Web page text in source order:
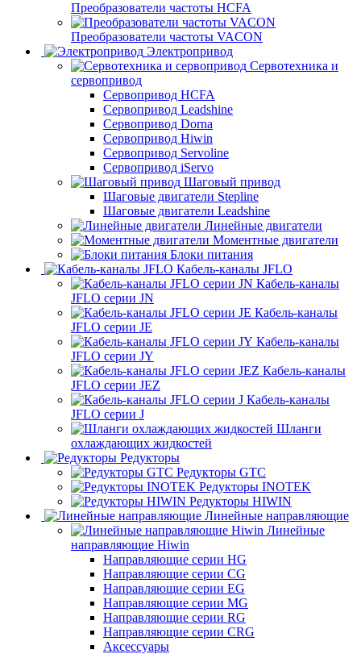
Преобразователи частоты HCFA
Преобразователи частоты VACON
Электропривод
Сервотехника и
сервопривод
Сервопривод HCFA
Сервопривод Leadshine
Сервопривод Dorna
Сервопривод Hiwin
Сервопривод Servoline
Сервопривод iServo
Шаговый привод
Шаговые двигатели Stepline
Шаговые двигатели Leadshine
Линейные двигатели
Моментные двигатели
Блоки питания
Кабель-каналы JFLO
Кабель-каналы
JFLO серии JN
Кабель-каналы
JFLO серии JE
Кабель-каналы
JFLO серии JY
Кабель-каналы
JFLO серии JEZ
Кабель-каналы
JFLO серии J
Шланги
охлаждающих жидкостей
Редукторы
Редукторы GTC
Редукторы INOTEK
Редукторы HIWIN
Линейные направляющие
Линейные
направляющие Hiwin
Направляющие серии HG
Направляющие серии CG
Направляющие серии EG
Направляющие серии MG
Направляющие серии RG
Направляющие серии CRG
Аксессуары